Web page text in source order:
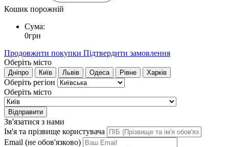
Кошик порожній
Сума:
0грн
Продовжити покупки Підтвердити замовлення
Оберіть місто
Дніпро Київ Львів Одеса Рівне Харків
Оберіть регіон
Оберіть місто
Відправити
Зв'язатися з нами
Ім'я та прізвище користувача
Email (не обов'язково)